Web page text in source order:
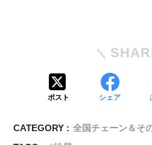
ポスト シェア
CATEGORY : 全国チェーン＆そ